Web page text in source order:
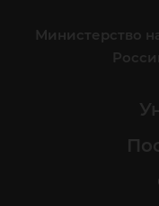
Министерство